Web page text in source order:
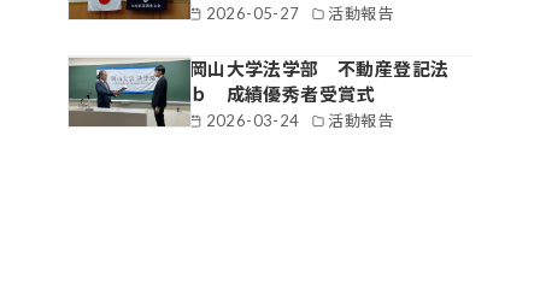
2026-05-27 活動報告
2026-03-24 活動報告
岡山大学法学部 不動産登記法
ｂ 成績優秀者受賞式